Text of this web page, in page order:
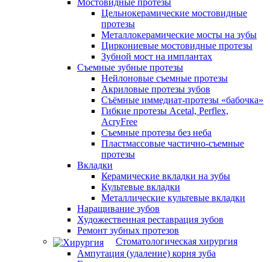
Мостовидные протезы
Цельнокерамические мостовидные
протезы
Металлокерамические мосты на зубы
Циркониевые мостовидные протезы
Зубной мост на имплантах
Съемные зубные протезы
Нейлоновые съемные протезы
Акриловые протезы зубов
Съёмные иммедиат‑протезы «бабочка»
Гибкие протезы Acetal, Perflex,
AcryFree
Съемные протезы без неба
Пластмассовые частично-съемные
протезы
Вкладки
Керамические вкладки на зубы
Культевые вкладки
Металлические культевые вкладки
Наращивание зубов
Художественная реставрация зубов
Ремонт зубных протезов
Стоматологическая хирургия
Ампутация (удаление) корня зуба